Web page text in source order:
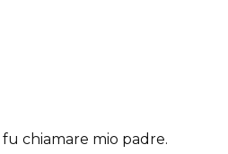
fu chiamare mio padre.